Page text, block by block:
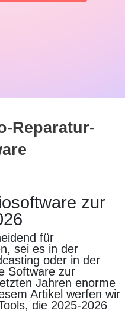
Reparatur-
zur
für
sei es in der
oder in der
Software zur
Jahren enorme
Artikel werfen wir
die 2025-2026